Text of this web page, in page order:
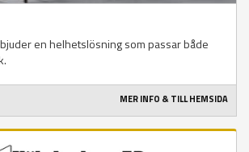
en helhetslösning som passar både
MER INFO & TILL HEMSIDA